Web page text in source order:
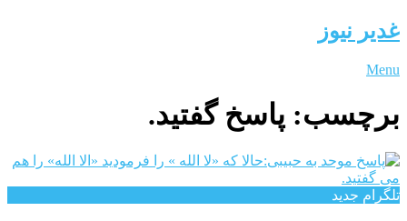
غدیر نیوز
Menu
برچسب: پاسخ گفتید.
تلگرام جدید